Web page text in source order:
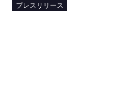
プレスリリース